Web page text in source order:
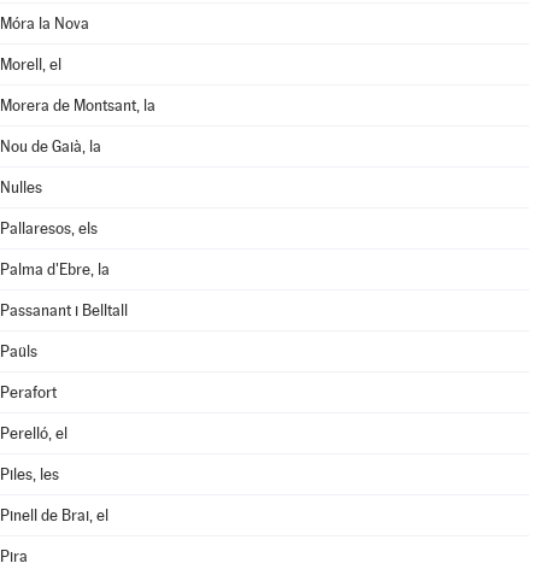
Móra la Nova
Morell, el
Morera de Montsant, la
Nou de Gaià, la
Nulles
Pallaresos, els
Palma d'Ebre, la
Passanant i Belltall
Paüls
Perafort
Perelló, el
Piles, les
Pinell de Brai, el
Pira